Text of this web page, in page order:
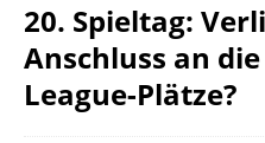
20. Spieltag:
Anschluss an
League-Plätze?